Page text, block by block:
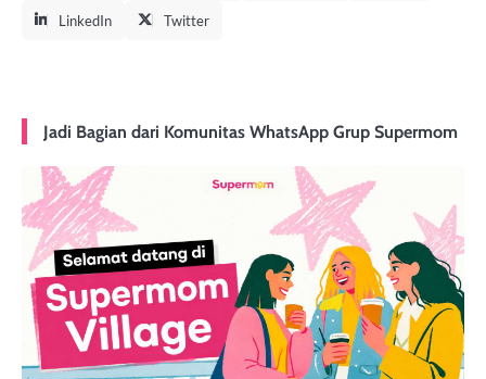
LinkedIn Twitter
Jadi Bagian dari Komunitas WhatsApp Grup Supermom